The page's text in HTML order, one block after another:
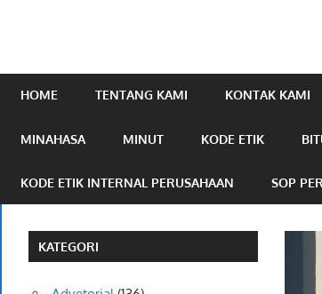
HOME TENTANG KAMI KONTAK KAMI
MINAHASA MINUT KODE ETIK
KODE ETIK INTERNAL PERUSAHAAN SOP
KATEGORI